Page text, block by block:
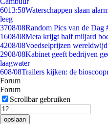
6013:58Waterschappen slaan
leeg
3708/08Random Pics van de Dag
1608/08Meta krijgt half miljard
4208/08Voedselprijzen
2908/08Kabinet geeft bedrijven
laagwater
608/08Trailers kijken: de
Forum
Forum
Scrollbar gebruiken
opslaan